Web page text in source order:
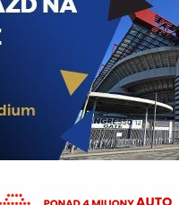
o Molinę to 30 chcieli
19:44
podobnie
19:44
13mln plus 4 bonusy. Jak mialbym te
Lucumi- Molina i mamy kadre